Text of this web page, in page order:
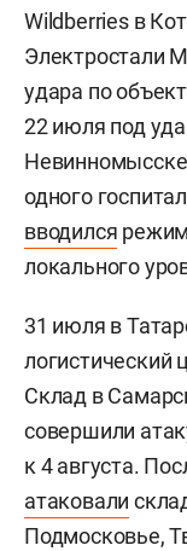
Wildberries в
Электростали
удара по
22 июля под
одного
вводился
локального
31 июля в
логистический
Склад в
совершили
к 4 августа.
атаковали
Подмосковье,